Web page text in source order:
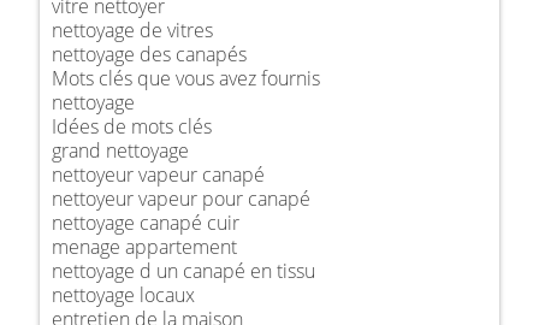
vitre nettoyer
nettoyage de vitres
nettoyage des canapés
Mots clés que vous avez fournis
nettoyage
Idées de mots clés
grand nettoyage
nettoyeur vapeur canapé
nettoyeur vapeur pour canapé
nettoyage canapé cuir
menage appartement
nettoyage d un canapé en tissu
nettoyage locaux
entretien de la maison